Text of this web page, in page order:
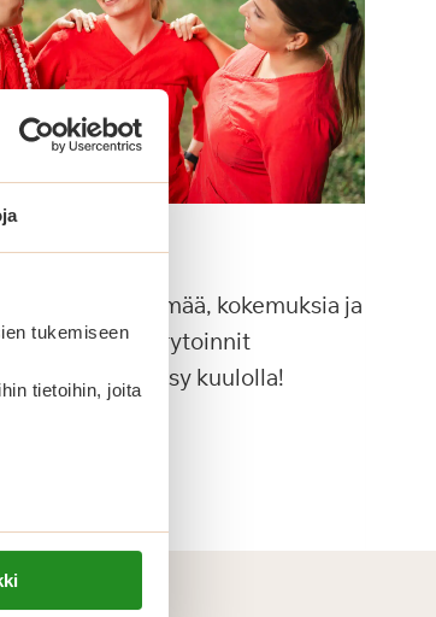
tukemiseen
tietoihin, joita
on täynnä elämää, kokemuksia ja
Kesätyörekrytoinnit
keväällä – pysy kuulolla!